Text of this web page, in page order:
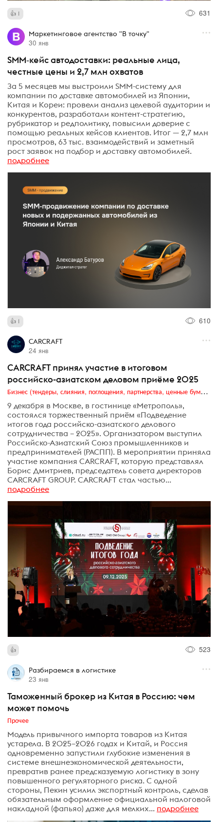
1 631
Маркетинговое агентство "В точку"
30 янв
SMM‑кейc автодоставки: реальные лица,
честные цены и 2,7 млн охватов
За 5 месяцев мы выстроили SMM-систему для
компании по доставке автомобилей из Японии,
Китая и Кореи: провели анализ целевой аудитории и
конкурентов, разработали контент-стратегию,
рубрикатор и редполитику, повысили доверие с
помощью реальных кейсов клиентов. Итог — 2,7 млн
просмотров, 63 тыс. взаимодействий и заметный
рост заявок на подбор и доставку автомобилей.
подробнее
1 610
CARCRAFT
24 янв
CARCRAFT принял участие в итоговом
российско-азиатском деловом приёме 2025
Бизнес (тендеры, слияния, поглощения, партнерства, ценные бумаги, акционеры, финансы и отчетность)
9 декабря в Москве, в гостинице «Метрополь»,
состоялся торжественный приём «Подведение
итогов года российско-азиатского делового
сотрудничества – 2025». Организатором выступил
Российско-Азиатский Союз промышленников и
предпринимателей (РАСПП). В мероприятии приняла
участие компания CARCRAFT, которую представлял
Борис Дмитриев, председатель совета директоров
CARCRAFT GROUP. CARCRAFT стал частью...
подробнее
523
Разбираемся в логистике
23 янв
Таможенный брокер из Китая в Россию: чем
может помочь
Прочее
Модель привычного импорта товаров из Китая
устарела. В 2025–2026 годах и Китай, и Россия
одновременно запустили глубокие изменения в
системе внешнеэкономической деятельности,
превратив ранее предсказуемую логистику в зону
повышенного регуляторного риска. С одной
стороны, Пекин усилил экспортный контроль, сделав
обязательным оформление официальной налоговой
накладной (фапьяо) даже для мелких... подробнее